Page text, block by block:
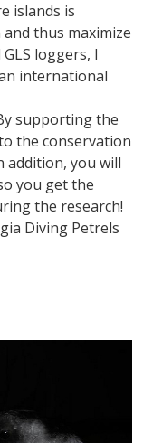
islands is
thus maximize
loggers, I
international
supporting the
the conservation
addition, you will
you get the
the research!
Diving Petrels